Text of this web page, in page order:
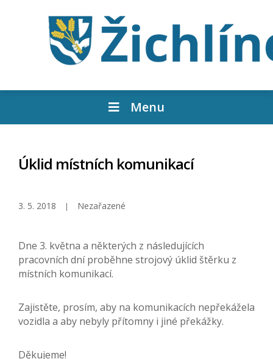
Menu
Úklid místních komunikací
3. 5. 2018 Nezařazené
Dne 3. května a některých z následujících
pracovních dní proběhne strojový úklid štěrku z
místních komunikací.
Zajistěte, prosím, aby na komunikacích nepřekážela
vozidla a aby nebyly přítomny i jiné překážky.
Děkujeme!